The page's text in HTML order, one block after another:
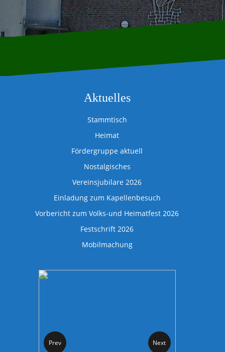
Aktuelles
Stammtisch
Heimat
Fördergruppe aktuell
Nostalgisches
Vereinsjubilare 2026
Einladung zum Kapellenbesuch
Vorbericht zum Volks-und Heimatfest 2026
Festschrift 2026
Mobilmachung
Prev Next